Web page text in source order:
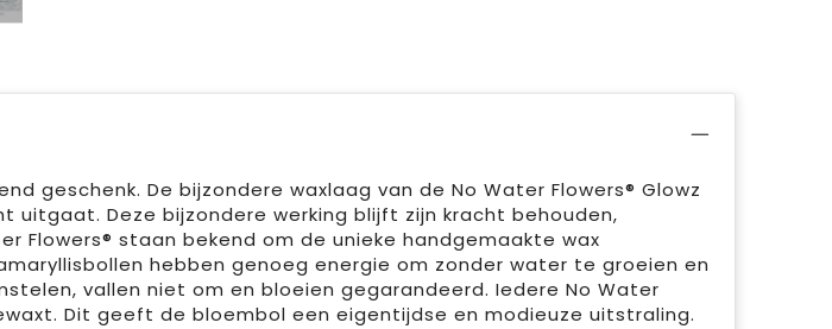
geschenk. De bijzondere waxlaag van de No Water Flowers® Glowz
Deze bijzondere werking blijft zijn kracht behouden,
Flowers® staan bekend om de unieke handgemaakte wax
hebben genoeg energie om zonder water te groeien en
vallen niet om en bloeien gegarandeerd. Iedere No Water
Dit geeft de bloembol een eigentijdse en modieuze uitstraling.